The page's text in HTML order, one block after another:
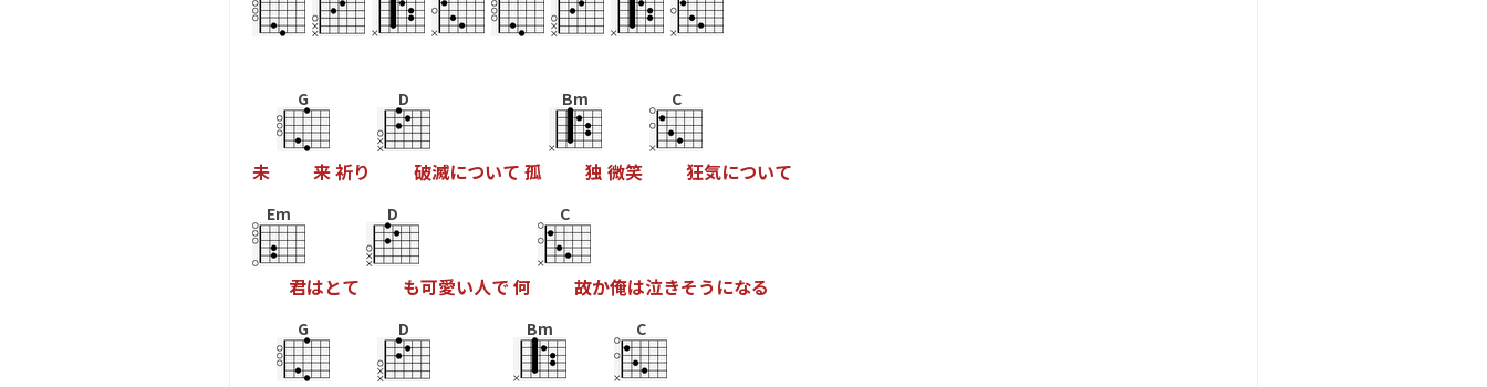
未
G
来祈り
D
破滅について 孤
Bm
独 微笑
C
狂気について
Em
君はとて
D
も可愛い人で 何
C
故か俺は泣きそう になる
G D Bm C